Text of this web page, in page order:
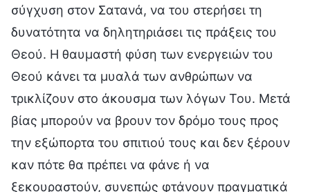
σύγχυση στον Σατανά, να του στερήσει τη
δυνατότητα να δηλητηριάσει τις πράξεις του
Θεού. Η θαυμαστή φύση των ενεργειών του
Θεού κάνει τα μυαλά των ανθρώπων να
τρικλίζουν στο άκουσμα των λόγων Του. Μετά
βίας μπορούν να βρουν τον δρόμο τους προς
την εξώπορτα του σπιτιού τους και δεν ξέρουν
καν πότε θα πρέπει να φάνε ή να
ξεκουραστούν, συνεπώς φτάνουν πραγματικά